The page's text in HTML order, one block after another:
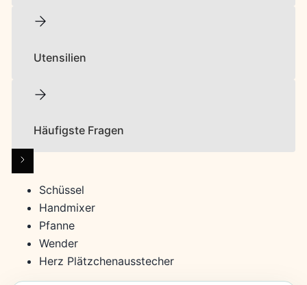
Utensilien
Häufigste Fragen
Schüssel
Handmixer
Pfanne
Wender
Herz Plätzchenausstecher